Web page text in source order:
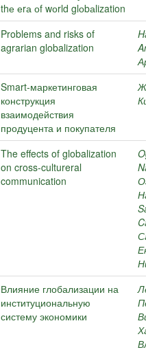
thе еrа оf wоrld glоbаlization
Problems and risks of
agrarian globalization
Smart-маркетинговая
конструкция
взаимодействия
продуцента и покупателя
The effects of globalization
on cross-cultureral
communication
Влияние глобализации на
институциональную
систему экономики